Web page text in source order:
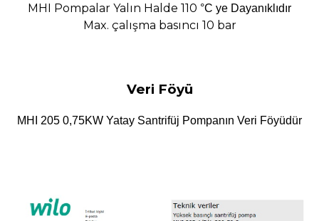
MHI Pompalar Yalın Halde 110 °C ye Dayanıklıdır
Max. çalışma basıncı 10 bar
Veri Föyü
MHI 205 0,75KW Yatay Santrifüj Pompanın Veri Föyüdür